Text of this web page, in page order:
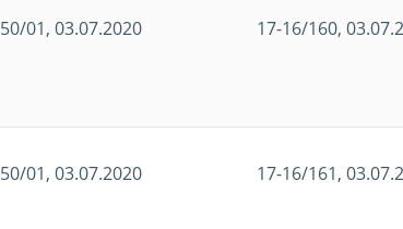
01, 03.07.2020 17-16/160,
01, 03.07.2020 17-16/161,